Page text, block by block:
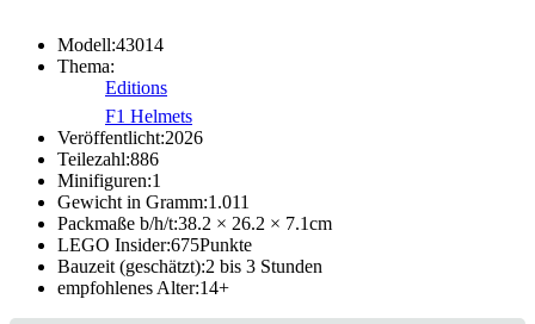
Modell:43014
Thema:
Editions
F1 Helmets
Veröffentlicht:2026
Teilezahl:886
Minifiguren:1
Gewicht in Gramm:1.011
Packmaße b/h/t:38.2 × 26.2 × 7.1cm
LEGO Insider:675Punkte
Bauzeit (geschätzt):2 bis 3 Stunden
empfohlenes Alter:14+